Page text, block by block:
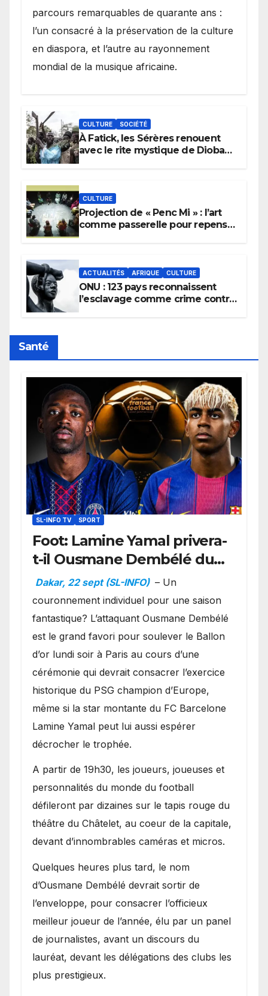
parcours remarquables de quarante ans :
l’un consacré à la préservation de la culture
en diaspora, et l’autre au rayonnement
mondial de la musique africaine.
CULTURE SOCIÉTÉ
À Fatick, les Sérères renouent
avec le rite mystique de Diobaye
CULTURE
Projection de « Penc Mi » : l’art
comme passerelle pour repenser
ACTUALITÉS AFRIQUE CULTURE
ONU : 123 pays reconnaissent
l’esclavage comme crime contre
Santé
SL-INFO TV SPORT
Foot: Lamine Yamal privera-
t-il Ousmane Dembélé du
Ballon d’or ?
Dakar, 22 sept (SL-INFO) – Un
couronnement individuel pour une saison
fantastique? L’attaquant Ousmane Dembélé
est le grand favori pour soulever le Ballon
d’or lundi soir à Paris au cours d’une
cérémonie qui devrait consacrer l’exercice
historique du PSG champion d’Europe,
même si la star montante du FC Barcelone
Lamine Yamal peut lui aussi espérer
décrocher le trophée.
A partir de 19h30, les joueurs, joueuses et
personnalités du monde du football
défileront par dizaines sur le tapis rouge du
théâtre du Châtelet, au coeur de la capitale,
devant d’innombrables caméras et micros.
Quelques heures plus tard, le nom
d’Ousmane Dembélé devrait sortir de
l’enveloppe, pour consacrer l’officieux
meilleur joueur de l’année, élu par un panel
de journalistes, avant un discours du
lauréat, devant les délégations des clubs les
plus prestigieux.